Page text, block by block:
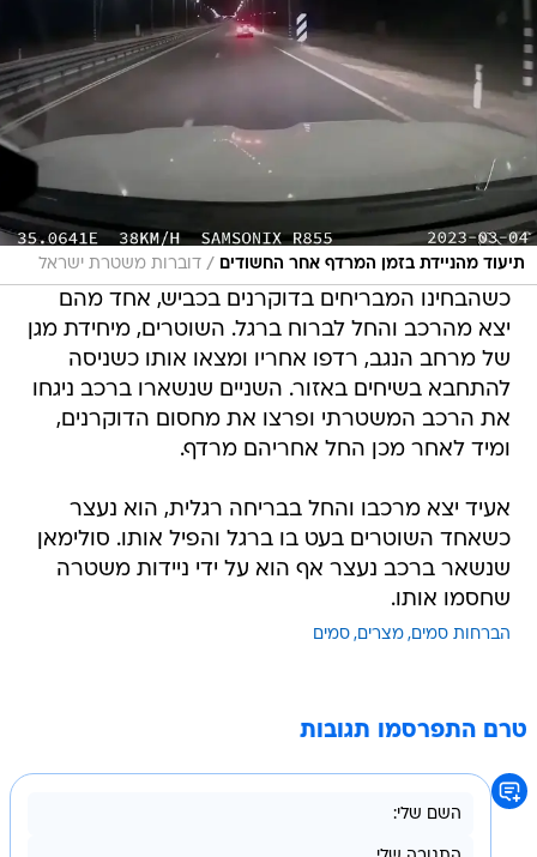
תיעוד מהניידת בזמן המרדף אחר החשודים / דוברות משטרת ישראל
כשהבחינו המבריחים בדוקרנים בכביש, אחד מהם
יצא מהרכב והחל לברוח ברגל. השוטרים, מיחידת מגן
של מרחב הנגב, רדפו אחריו ומצאו אותו כשניסה
להתחבא בשיחים באזור. השניים שנשארו ברכב ניגחו
את הרכב המשטרתי ופרצו את מחסום הדוקרנים,
ומיד לאחר מכן החל אחריהם מרדף.
אעיד יצא מרכבו והחל בבריחה רגלית, הוא נעצר
כשאחד השוטרים בעט בו ברגל והפיל אותו. סולימאן
שנשאר ברכב נעצר אף הוא על ידי ניידות משטרה
שחסמו אותו.
הברחות סמים מצרים סמים
טרם התפרסמו תגובות